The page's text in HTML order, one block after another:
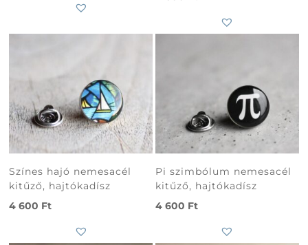
Színes hajó nemesacél
kitűző, hajtókadísz
4 600 Ft
Pi szimbólum nemesacél
kitűző, hajtókadísz
4 600 Ft